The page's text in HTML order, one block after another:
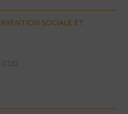
SOCIALE ET